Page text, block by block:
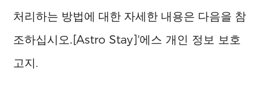
처리하는 방법에 대한 자세한 내용은 다음을 참
조하십시오.[Astro Stay]'에스 개인 정보 보호
고지.